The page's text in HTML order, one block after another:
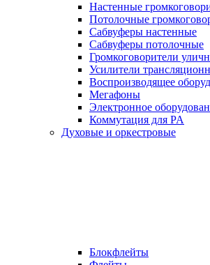
Настенные
Потолочные
Сабвуферы настенные
Сабвуферы потолочные
Громкоговорители
Усилители
Воспроизводящее
Мегафоны
Электронное
Коммутация для PA
Духовые и оркестровые
Блокфлейты